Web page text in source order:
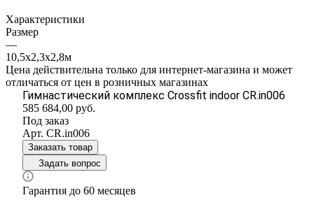
Характеристики
Размер
—
10,5х2,3х2,8м
Цена действительна только для интернет-магазина и может
отличаться от цен в розничных магазинах
Гимнастический комплекс Crossfit indoor CR.in006
585 684,00 руб.
Под заказ
Арт. CR.in006
Заказать товар
Задать вопрос
Гарантия до 60 месяцев